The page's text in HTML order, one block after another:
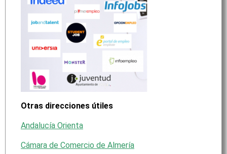
Otras direcciones útiles
Andalucía Orienta
Cámara de Comercio de Almería